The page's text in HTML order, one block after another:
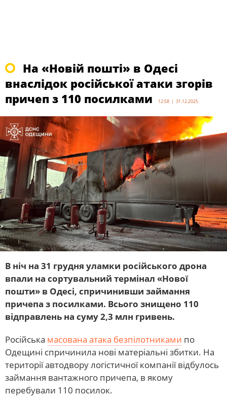
На «Новій пошті» в Одесі
внаслідок російської атаки згорів
причеп з 110 посилками
12:58 | 31.12.2025
В ніч на 31 грудня уламки російського дрона
впали на сортувальний термінал «Нової
пошти» в Одесі, спричинивши займання
причепа з посилками. Всього знищено 110
відправлень на суму 2,3 млн гривень.
Російська масована атака безпілотниками по
Одещині спричинила нові матеріальні збитки. На
території автодвору логістичної компанії відбулось
займання вантажного причепа, в якому
перебували 110 посилок.